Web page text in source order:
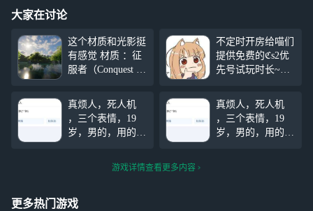
大家在讨论
这个材质和光影挺
有感觉 材质 ：征
服者（Conquest Re
：photon
不定时开房给喵们
提供免费的ℭs2优
先号试玩时长~拥
云电脑的喵可包房
~ 本号有3个女探
员皮肤~ 规则~:①
上麦的喵轮流玩，
真烦人，死人机
，三个表情，19
岁，男的，用的手
多块钱多块钱，拼
多多上面买的，真
就知道打游戏，他
真烦人，死人机
，三个表情，19
岁，男的，用的手
游戏详情查看更多内容
更多热门游戏